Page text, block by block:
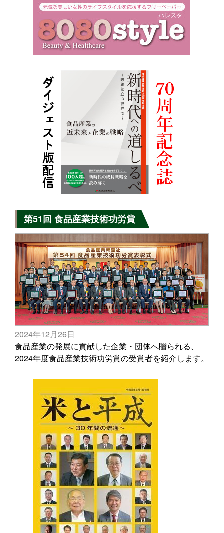
第51回 食品産業技術功労賞
2024年12月26日
食品産業の発展に貢献した企業・団体へ贈られる、
2024年度食品産業技術功労賞の受賞者を紹介します。